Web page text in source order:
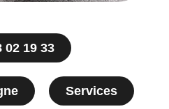
02 19 33
Services